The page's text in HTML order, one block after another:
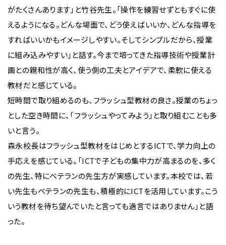
がたくさんあります」と竹谷先生。「操作を練習せずともすぐに使
えるようになる。どんな場面で、どう使えばいいか、どんな指導を
すればいいかもイメージしやすい。そしてシンプルだから、授業
に組み込みやすい」と話す。今まで培ってきた指導技術や授業計
画との親和性が高く、使う側の工夫とアイデアで、柔軟に使える
教材だと感じている。
短時間で取り組めるのも、フラッシュ型教材の良さ。授業のちょっ
とした空き時間に、「フラッシュやってみよう」と取り組むことも多
いと言う。
森永校長はフラッシュ型教材をはじめとするICTで、学力向上の
手応えを感じている。「ICTで子どもの集中力が高まるのを、多く
の先生、特にベテランの先生方が実感しています。本校では、若
い先生もベテランの先生も、積極的にICTを活用しています。こう
いう教材を待ち望んでいたと言っても過言ではありません」と語
った。